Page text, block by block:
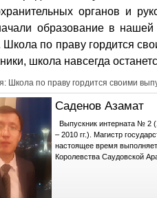
органов и
образование в
Школа по праву гордится
школа навсегда
Школа по праву гордится своими
Саденов Азамат
Выпускник интерната № 2
– 2010 гг.). Магистр
настоящее время
Королевства Саудовской